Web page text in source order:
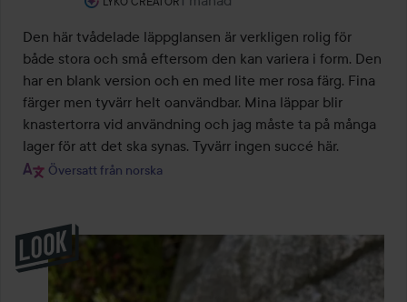
Den här tvådelade läppglansen är verkligen rolig för
både stora och små eftersom den kan variera i form. Den
har en blank version och en med lite mer rosa färg. Fina
färger men tyvärr helt oanvändbar. Mina läppar blir
knastertorra vid användning och jag måste ta på många
lager för att det ska synas. Tyvärr ingen succé här.
Översatt från norska